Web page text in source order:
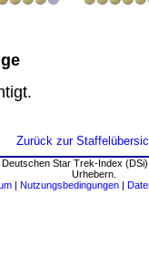
Zurück zur
Star Trek-Index
Urhebern.
| Nutzungsbedingungen |